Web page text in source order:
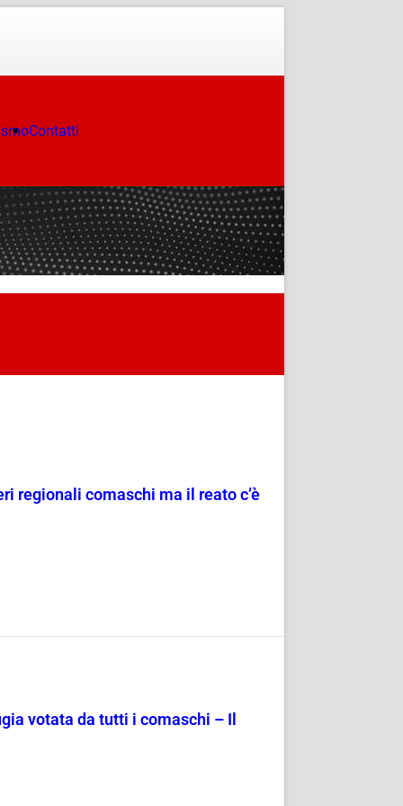
Contatti
regionali comaschi ma il reato c’è
votata da tutti i comaschi – Il